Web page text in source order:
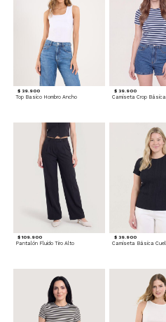
$ 39.900
Top Basico Hombro Ancho
$ 39.900
Camiseta Crop Básica
$ 109.900
Pantalón Fluido Tiro Alto
$ 39.900